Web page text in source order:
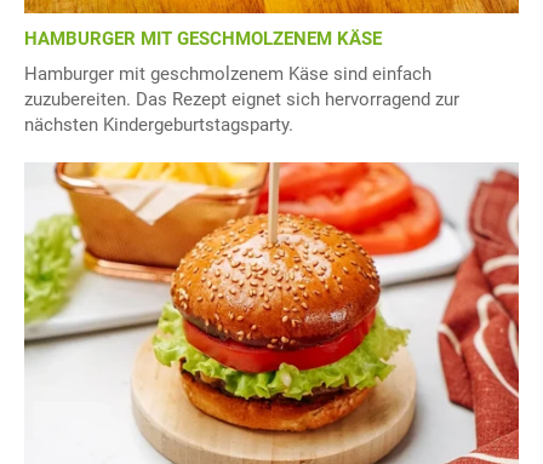
HAMBURGER MIT GESCHMOLZENEM KÄSE
Hamburger mit geschmolzenem Käse sind einfach
zuzubereiten. Das Rezept eignet sich hervorragend zur
nächsten Kindergeburtstagsparty.